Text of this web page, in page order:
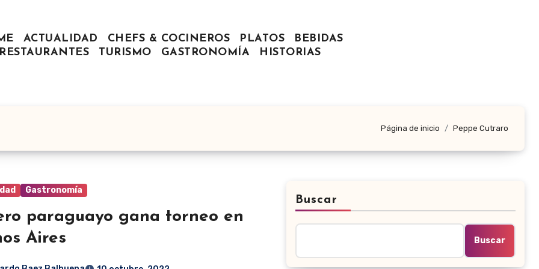
ACTUALIDAD CHEFS & COCINEROS PLATOS
BEBIDAS
RESTAURANTES
TURISMO GASTRONOMÍA HISTORIAS
Página de inicio Peppe Cutraro
Gastronomía
paraguayo gana torneo en
Aires
Buscar
Buscar